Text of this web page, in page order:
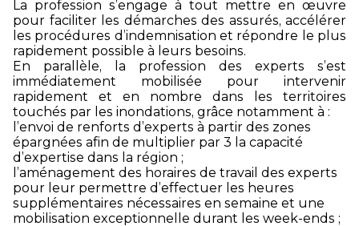
La profession s’engage à tout mettre en œuvre
pour faciliter les démarches des assurés, accélérer
les procédures d’indemnisation et répondre le plus
rapidement possible à leurs besoins.
En parallèle, la profession des experts s’est
immédiatement mobilisée pour intervenir
rapidement et en nombre dans les territoires
touchés par les inondations, grâce notamment à :
l’envoi de renforts d’experts à partir des zones
épargnées afin de multiplier par 3 la capacité
d’expertise dans la région ;
l’aménagement des horaires de travail des experts
pour leur permettre d’effectuer les heures
supplémentaires nécessaires en semaine et une
mobilisation exceptionnelle durant les week-ends ;